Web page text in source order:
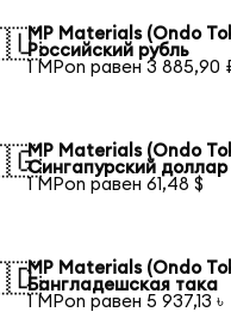
MP Materials (Ondo
Российский рубль
1 MPon равен 3 885,90
MP Materials (Ondo
Сингапурский доллар
1 MPon равен 61,48 $
MP Materials (Ondo
Бангладешская така
1 MPon равен 5 937,13 ৳